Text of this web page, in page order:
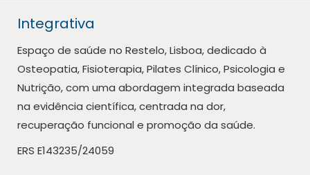
Integrativa
Espaço de saúde no Restelo, Lisboa, dedicado à
Osteopatia, Fisioterapia, Pilates Clínico, Psicologia e
Nutrição, com uma abordagem integrada baseada
na evidência científica, centrada na dor,
recuperação funcional e promoção da saúde.
ERS E143235/24059